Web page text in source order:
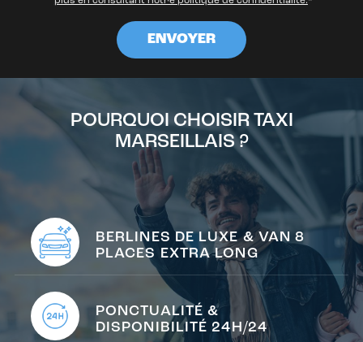
POURQUOI CHOISIR TAXI
MARSEILLAIS ?
BERLINES DE LUXE & VAN 8
PLACES EXTRA LONG
PONCTUALITÉ &
DISPONIBILITÉ 24H/24